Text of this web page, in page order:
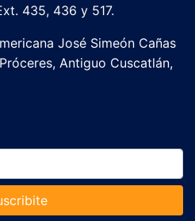
435, 436 y 517.
José Simeón Cañas
Antiguo Cuscatlán,
El Salvador.